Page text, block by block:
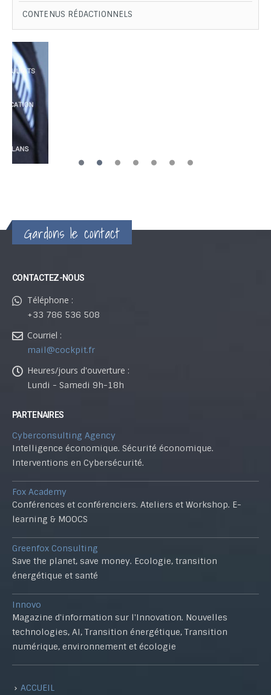
CONTENUS RÉDACTIONNELS
Gardons le contact
CONTACTEZ-NOUS
Téléphone :
+33 786 536 508
Courriel :
mail@cockpit.fr
Heures/jours d'ouverture :
Lundi - Samedi 9h-18h
PARTENAIRES
Cyberconsulting Agency
Intelligence économique. Sécurité économique.
Interventions en Cybersécurité.
Fox Academy
Conférences et conférenciers. Ateliers et Workshop. E-
learning & MOOCS
Greenfox Consulting
Save the planet, save money. Ecologie, transition
énergétique et santé
Innovo
Magazine d'information sur l'Innovation. Nouvelles
technologies, AI, Transition énergétique, Transition
numérique, environnement et écologie
ACCUEIL